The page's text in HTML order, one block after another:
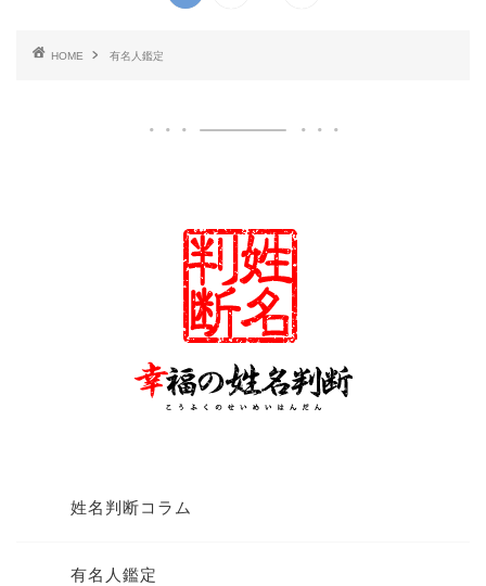
HOME 有名人鑑定
姓名判断コラム
有名人鑑定